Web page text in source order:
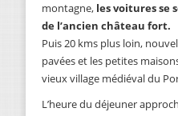
montagne, les voitures se
de l’ancien château fort.
Puis 20 kms plus loin,
pavées et les petites
vieux village médiéval du
L’heure du déjeuner